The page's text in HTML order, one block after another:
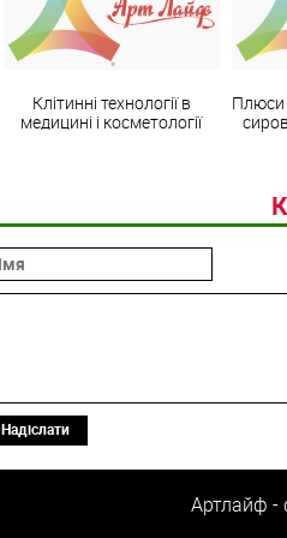
Клітинні технології в
медицині і косметології
Плюси
Надіслати
Артлайф -